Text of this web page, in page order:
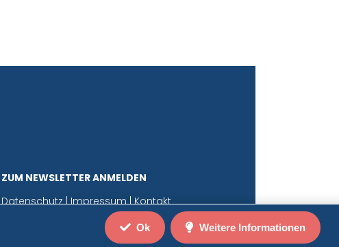
ZUM NEWSLETTER ANMELDEN
Datenschutz|Impressum|Kontakt
Ok Weitere Informationen